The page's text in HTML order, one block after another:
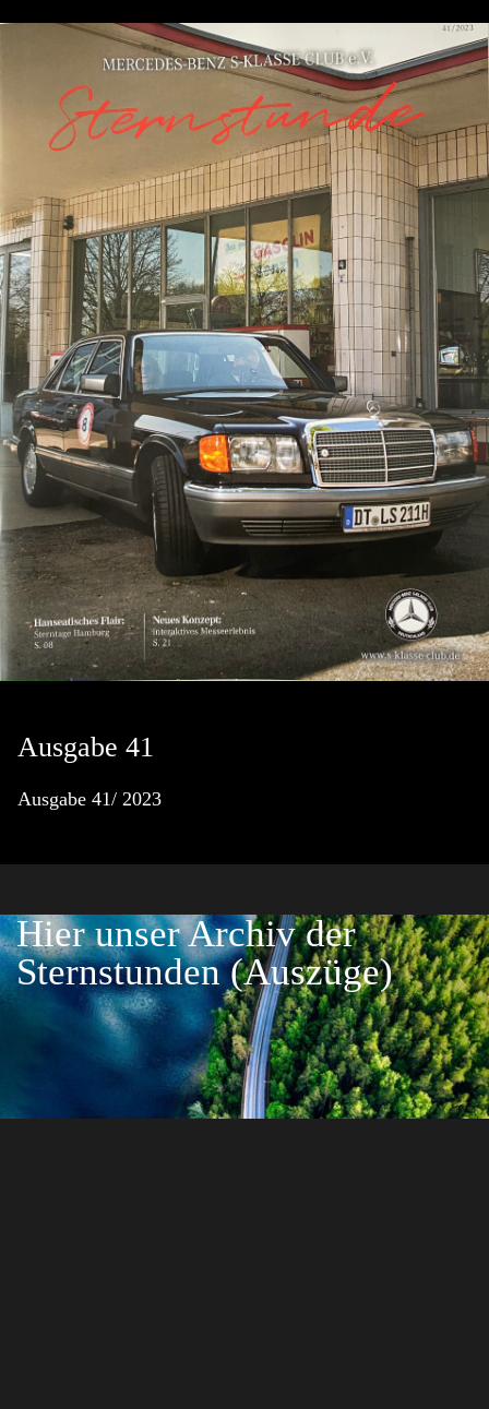
Ausgabe 41
Ausgabe 41/ 2023
Hier unser Archiv der
Sternstunden (Auszüge)